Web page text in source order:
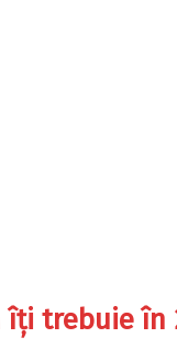
îți trebuie